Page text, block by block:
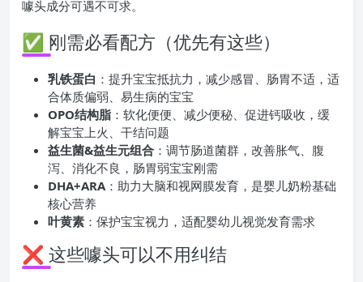
噱头成分可遇不可求。
✅ 刚需必看配方（优先有这些）
乳铁蛋白 ：提升宝宝抵抗力，减少感冒、肠胃不适，适
合体质偏弱、易生病的宝宝
OPO结构脂 ：软化便便、减少便秘、促进钙吸收，缓
解宝宝上火、干结问题
益生菌&益生元组合 ：调节肠道菌群，改善胀气、腹
泻、消化不良，肠胃弱宝宝刚需
DHA+ARA：助力大脑和视网膜发育，是婴儿奶粉基础
核心营养
叶黄素 ：保护宝宝视力，适配婴幼儿视觉发育需求
❌ 这些噱头可以不用纠结